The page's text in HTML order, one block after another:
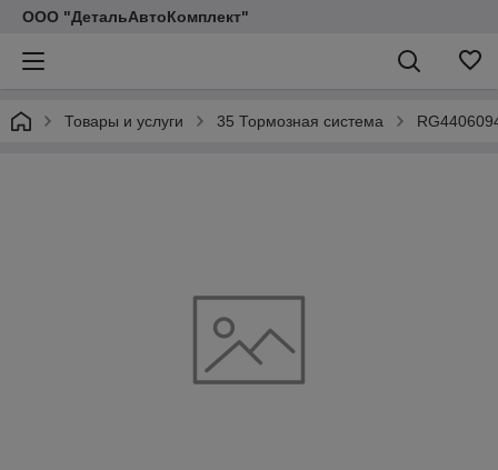
ООО "ДетальАвтоКомплект"
Товары и услуги 35 Тормозная система